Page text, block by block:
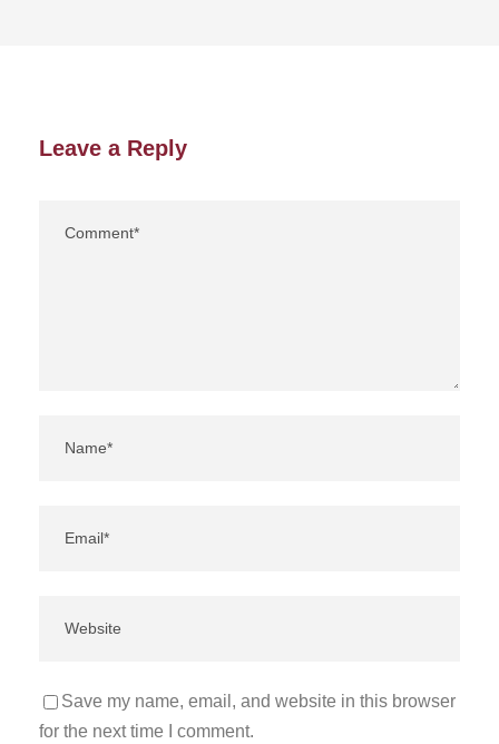
Leave a Reply
Save my name, email, and website in this browser
for the next time I comment.